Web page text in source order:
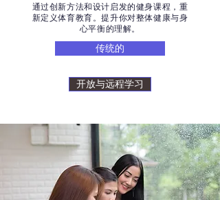
通过创新方法和设计启发的健身课程，重
新定义体育教育。提升你对整体健康与身
心平衡的理解。
传统的
开放与远程学习